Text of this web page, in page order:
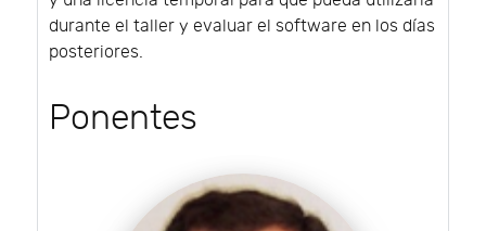
durante el taller y evaluar el software en los días
posteriores.
Ponentes